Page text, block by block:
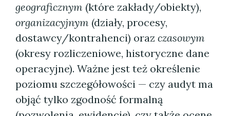
geograficznym (które zakłady/obiekty),
organizacyjnym (działy, procesy,
dostawcy/kontrahenci) oraz czasowym
(okresy rozliczeniowe, historyczne dane
operacyjne). Ważne jest też określenie
poziomu szczegółowości — czy audyt ma
objąć tylko zgodność formalną